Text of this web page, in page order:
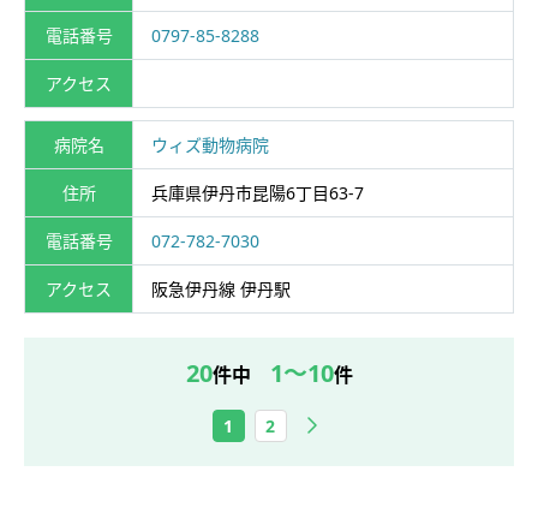
電話番号 0797‐85‐8288
アクセス
病院名 ウィズ動物病院
住所 兵庫県伊丹市昆陽6丁目63-7
電話番号 072-782-7030
アクセス 阪急伊丹線 伊丹駅
20件中 1～10件
1 2